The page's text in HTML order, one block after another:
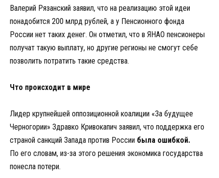
Валерий Рязанский заявил, что на реализацию этой идеи
понадобится 200 млрд рублей, а у Пенсионного фонда
России нет таких денег. Он отметил, что в ЯНАО пенсионеры
получат такую выплату, но другие регионы не смогут себе
позволить потратить такие средства.
Что происходит в мире
Лидер крупнейшей оппозиционной коалиции «За будущее
Черногории» Здравко Кривокапич заявил, что поддержка его
страной санкций Запада против России была ошибкой.
По его словам, из-за этого решения экономика государства
понесла потери.